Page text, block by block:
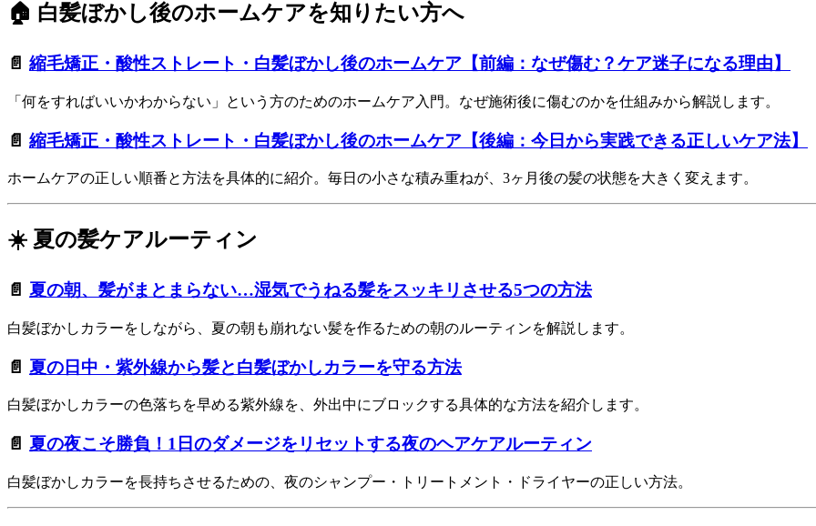
🏠 白髪ぼかし後のホームケアを知りたい方へ
📄 縮毛矯正・酸性ストレート・白髪ぼかし後のホームケア【前編：なぜ傷む？ケア迷子になる理由】
「何をすればいいかわからない」という方のためのホームケア入門。なぜ施術後に傷むのかを仕組みから解説します。
📄 縮毛矯正・酸性ストレート・白髪ぼかし後のホームケア【後編：今日から実践できる正しいケア法】
ホームケアの正しい順番と方法を具体的に紹介。毎日の小さな積み重ねが、3ヶ月後の髪の状態を大きく変えます。
☀️ 夏の髪ケアルーティン
📄 夏の朝、髪がまとまらない…湿気でうねる髪をスッキリさせる5つの方法
白髪ぼかしカラーをしながら、夏の朝も崩れない髪を作るための朝のルーティンを解説します。
📄 夏の日中・紫外線から髪と白髪ぼかしカラーを守る方法
白髪ぼかしカラーの色落ちを早める紫外線を、外出中にブロックする具体的な方法を紹介します。
📄 夏の夜こそ勝負！1日のダメージをリセットする夜のヘアケアルーティン
白髪ぼかしカラーを長持ちさせるための、夜のシャンプー・トリートメント・ドライヤーの正しい方法。